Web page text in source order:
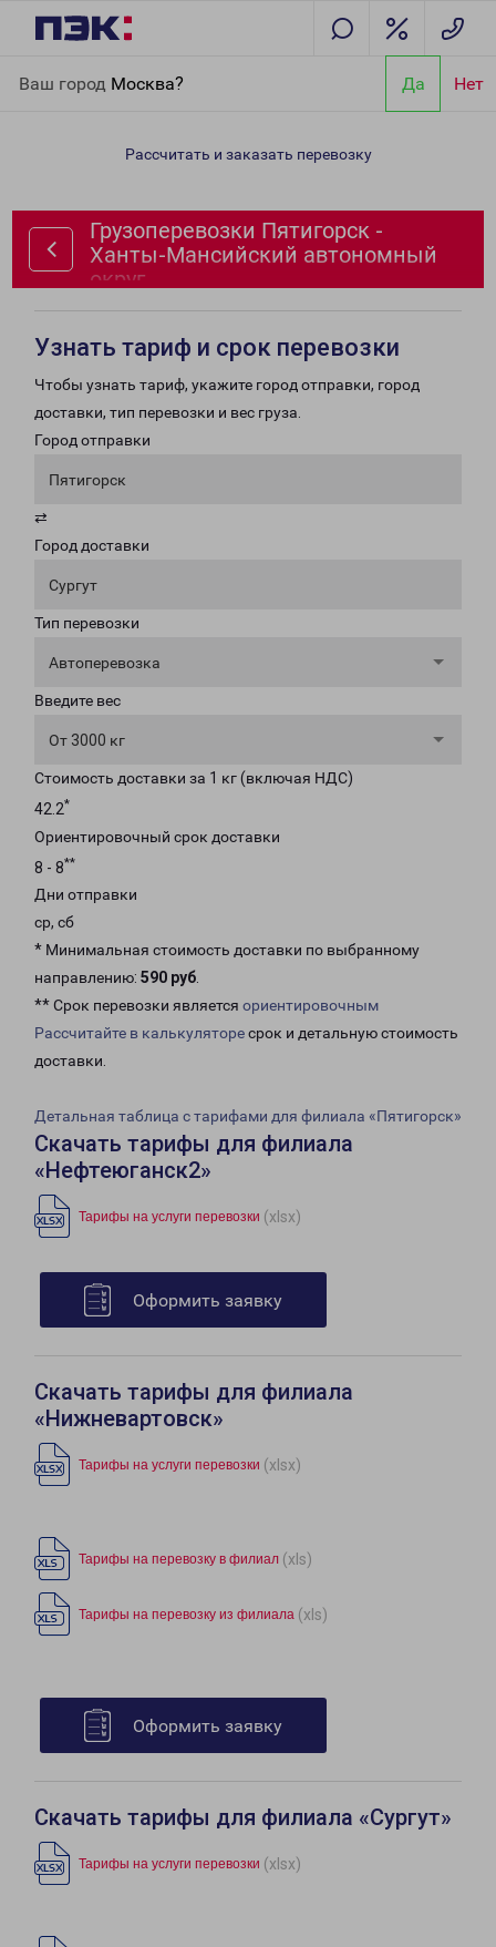
Ваш город Москва? Да Нет
Мансийский автономный округ
Рассчитать и заказать перевозку
Грузоперевозки Пятигорск -
Ханты-Мансийский автономный
округ
Узнать тариф и срок перевозки
Чтобы узнать тариф, укажите город отправки, город
доставки, тип перевозки и вес груза.
Город отправки
Пятигорск
⇄
Город доставки
Сургут
Тип перевозки
Автоперевозка
Введите вес
От 3000 кг
Стоимость доставки за 1 кг (включая НДС)
42.2*
Ориентировочный срок доставки
8 - 8**
Дни отправки
ср, сб
* Минимальная стоимость доставки по выбранному
направлению: 590 руб.
** Срок перевозки является ориентировочным
Рассчитайте в калькуляторесрок и детальную стоимость
доставки.
Детальная таблица с тарифами для филиала «Пятигорск»
Скачать тарифы для филиала
«Нефтеюганск2»
Тарифы на услуги перевозки (xlsx)
Оформить заявку
Скачать тарифы для филиала
«Нижневартовск»
Тарифы на услуги перевозки (xlsx)
Тарифы на перевозку в филиал (xls)
Тарифы на перевозку из филиала (xls)
Оформить заявку
Скачать тарифы для филиала «Сургут»
Тарифы на услуги перевозки (xlsx)